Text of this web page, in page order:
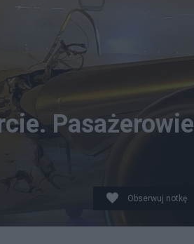
Pasażerowie
Obserwuj notkę